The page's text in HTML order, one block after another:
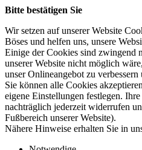
Bitte bestätigen Sie
Wir setzen auf unserer Website
Böses und helfen uns, unsere
Einige der Cookies sind zwingend
unserer Website nicht möglich
unser Onlineangebot zu
Sie können alle Cookies
eigene Einstellungen festlegen.
nachträglich jederzeit widerrufen
Fußbereich unserer Website).
Nähere Hinweise erhalten Sie in